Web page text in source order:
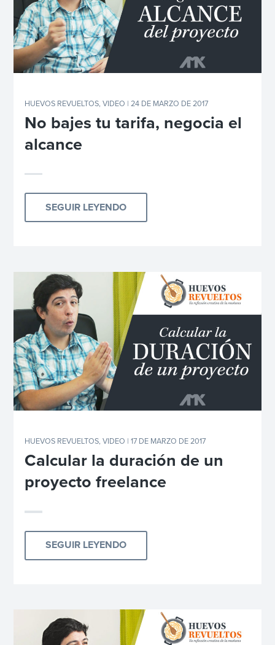
HUEVOS REVUELTOS,VIDEO | 24 DE MARZO DE 2017
No bajes tu tarifa, negocia el
alcance
SEGUIR LEYENDO
HUEVOS REVUELTOS,VIDEO | 17 DE MARZO DE 2017
Calcular la duración de un
proyecto freelance
SEGUIR LEYENDO